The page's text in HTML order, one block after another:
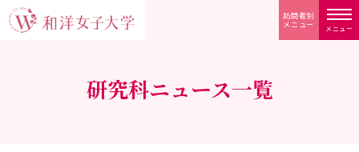
メニュー
訪問者別
メニュー
研究科ニュース一覧